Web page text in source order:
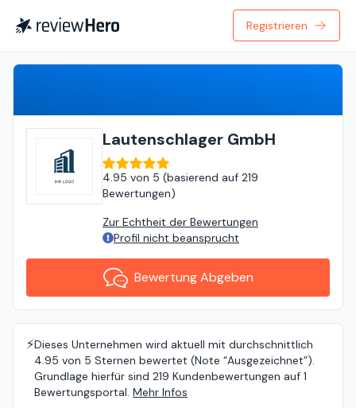
Registrieren
Lautenschlager GmbH
4.95 von 5 (basierend auf 219
Bewertungen)
Zur Echtheit der Bewertungen
Profil nicht beansprucht
Bewertung Abgeben
⚡️Dieses Unternehmen wird aktuell mit durchschnittlich
4.95 von 5 Sternen bewertet (Note “Ausgezeichnet”).
Grundlage hierfür sind 219 Kundenbewertungen auf 1
Bewertungsportal. Mehr Infos